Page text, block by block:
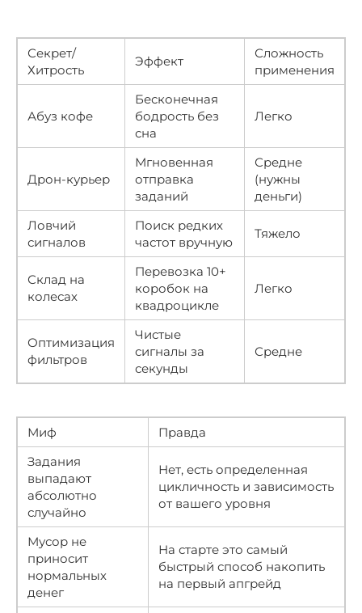
Секрет/
Хитрость
Эффект
Сложность
применения
Абуз кофе
Бесконечная
бодрость без
сна
Легко
Дрон-курьер
Мгновенная
отправка
заданий
Средне
(нужны
деньги)
Ловчий
сигналов
Поиск редких
частот вручную
Тяжело
Склад на
колесах
Перевозка 10+
коробок на
квадроцикле
Легко
Оптимизация
фильтров
Чистые
сигналы за
секунды
Средне
Миф
Правда
Задания
выпадают
абсолютно
случайно
Нет, есть определенная
цикличность и зависимость
от вашего уровня
Мусор не
приносит
нормальных
денег
На старте это самый
быстрый способ накопить
на первый апгрейд